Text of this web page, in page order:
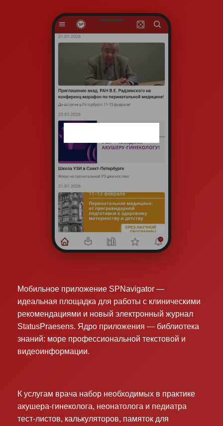
Мобильное приложение SPNavigator —
идеальная площадка для работы с клиническими
рекомендациями и новый электронный журнал
StatusPraesens. Ядро приложения — библиотека
знаний: море профессиональной текстовой и
видеоинформации.
К услугам врача набор необходимых в практике
акушера-гинеколога, неонатолога и педиатра
тест-листов, калькуляторов, памяток для